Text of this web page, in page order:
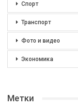
Спорт
Транспорт
Фото и видео
Экономика
Метки